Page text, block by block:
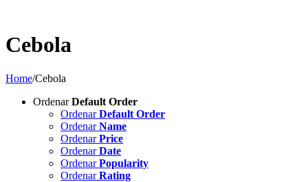
Cebola
Home/Cebola
OrdenarDefault Order
OrdenarDefault Order
OrdenarName
OrdenarPrice
OrdenarDate
OrdenarPopularity
OrdenarRating